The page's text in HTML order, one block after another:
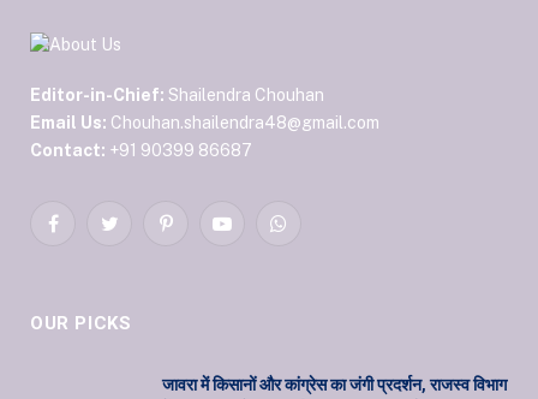
Editor-in-Chief: Shailendra Chouhan
Email Us: Chouhan.shailendra48@gmail.com
Contact: +91 90399 86687
FacebookTwitterPinterestYouTubeWhatsApp
OUR PICKS
जावरा में किसानों और कांग्रेस का जंगी प्रदर्शन, राजस्व विभाग